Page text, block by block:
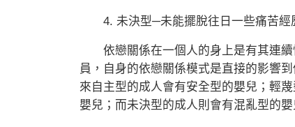
4. 未決型─未能擺脫往日一些痛苦經
依戀關係在一個人的身上是有其連續
員，自身的依戀關係模式是直接的影響
來自主型的成人會有安全型的嬰兒；輕
嬰兒；而未決型的成人則會有混亂型的嬰